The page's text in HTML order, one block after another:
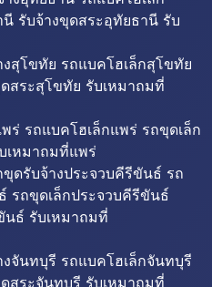
รับจ้างขุดสระอุทัยธานี รับ
สุโขทัย รถแบคโฮเล็กสุโขทัย
สระสุโขทัย รับเหมาถมที่
ร่ รถแบคโฮเล็กแพร่ รถขุดเล็ก
เหมาถมที่แพร่
ดรับจ้างประจวบคีรีขันธ์ รถ
รถขุดเล็กประจวบคีรีขันธ์
นธ์ รับเหมาถมที่
จันทบุรี รถแบคโฮเล็กจันทบุรี
สระจันทบุรี รับเหมาถมที่